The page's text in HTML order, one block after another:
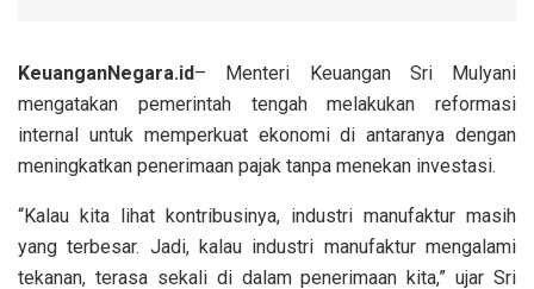
KeuanganNegara.id– Menteri Keuangan Sri Mulyani
mengatakan pemerintah tengah melakukan reformasi
internal untuk memperkuat ekonomi di antaranya dengan
meningkatkan penerimaan pajak tanpa menekan investasi.
“Kalau kita lihat kontribusinya, industri manufaktur masih
yang terbesar. Jadi, kalau industri manufaktur mengalami
tekanan, terasa sekali di dalam penerimaan kita,” ujar Sri